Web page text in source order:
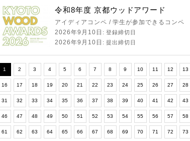
令和8年度 京都ウッドアワード
アイディアコンペ / 学生が参加できるコンペ
2026年9月10日 : 登録締切日
2026年9月10日 : 提出締切日
1 2 3 4 5 6 7 8 9 10 11 12 13
16 17 18 19 20 21 22 23 24 25 26 27 28
31 32 33 34 35 36 37 38 39 40 41 42 43
46 47 48 49 50 51 52 53 54 55 56 57 58
61 62 63 64 65 66 67 68 69 70 71 72 73